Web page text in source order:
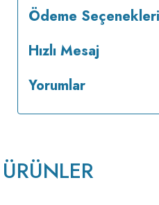
Ödeme Seçenekleri
Hızlı Mesaj
Yorumlar